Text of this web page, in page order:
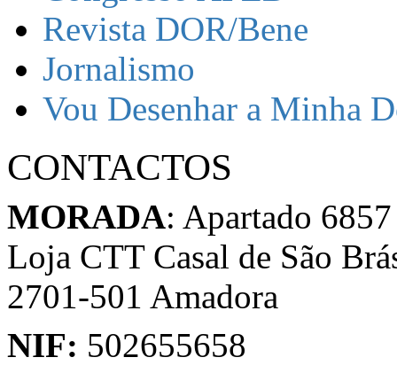
Revista DOR/Bene
Jornalismo
Vou Desenhar a Minha
CONTACTOS
MORADA: Apartado 6857
Loja CTT Casal de São
2701-501 Amadora
NIF: 502655658